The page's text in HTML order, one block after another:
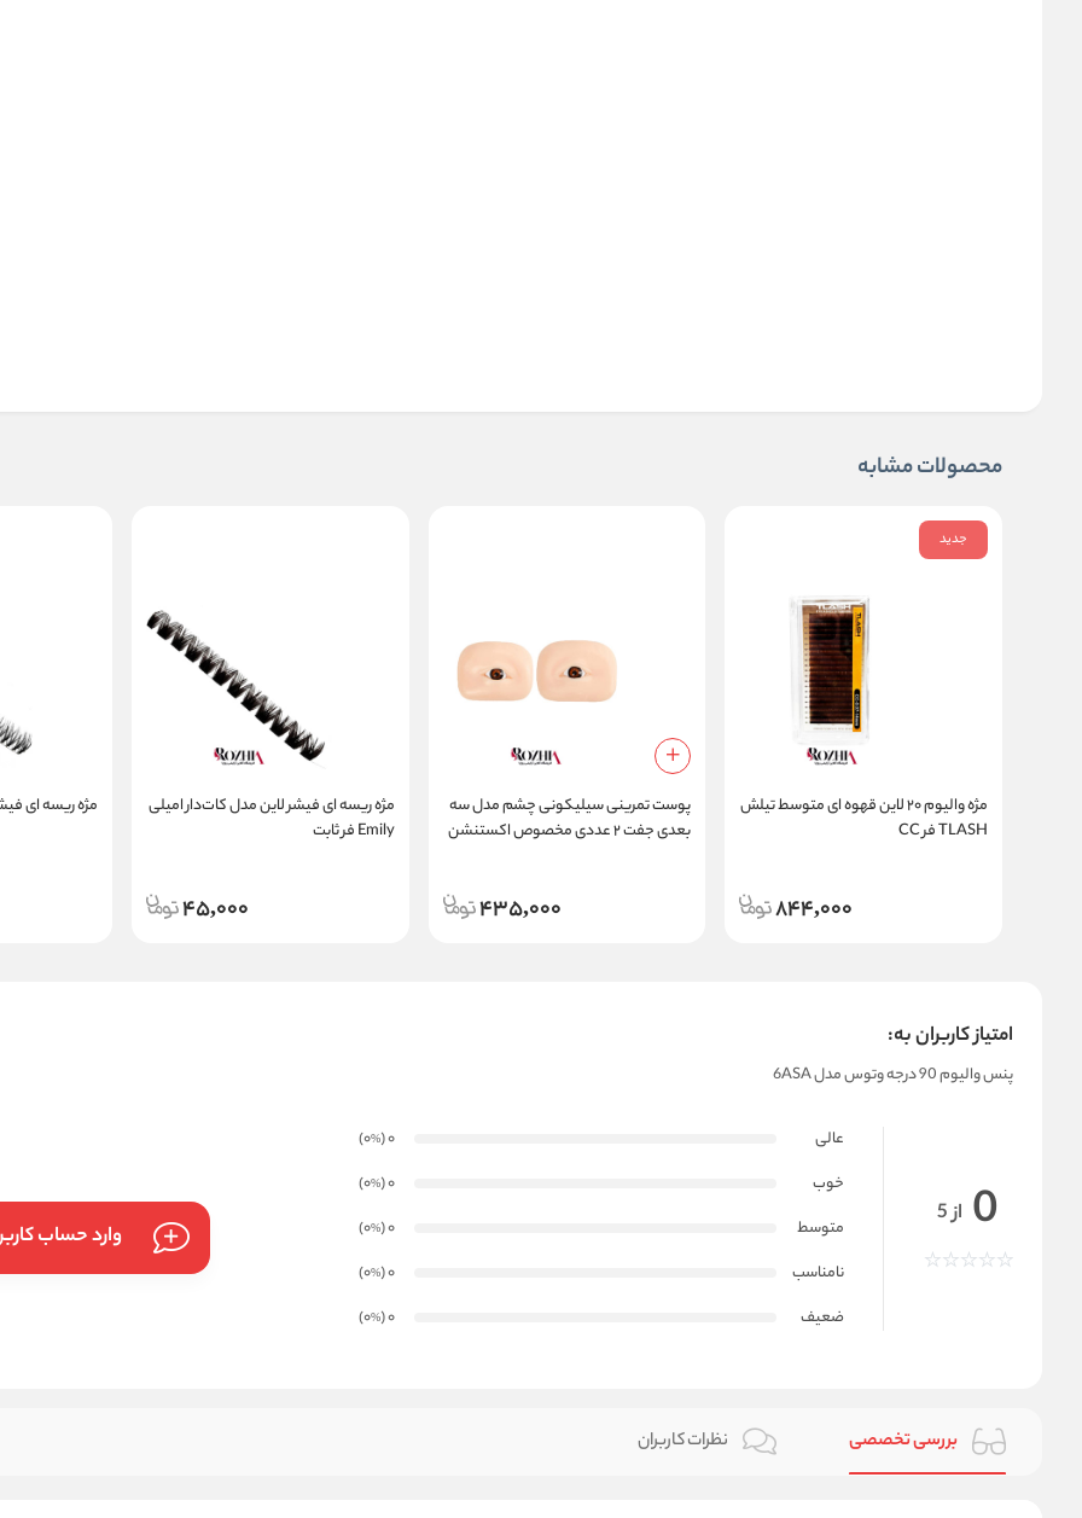
محصولات مشابه
جدید
مژه والیوم ۲۰ لاین قهوه ای متوسط تیلش
TLASH فر CC
844,000
پوست تمرینی سیلیکونی چشم مدل سه
بعدی جفت ۲ عددی مخصوص اکستنشن
435,000
مژه ریسه ای فیشر لاین مدل کات‌دار امیلی
Emily فر ثابت
45,000
مژه ریسه ای
امتیاز کاربران به:
پنس والیوم 90 درجه وتوس مدل 6ASA
0 از 5
عالی 0
(0
%
)
خوب
0
(0
%
)
متوسط
0
(0
%
)
نامناسب
0
(0
%
)
ضعیف
0
(0
%
)
وارد حساب
بررسی تخصصی نظرات کاربران